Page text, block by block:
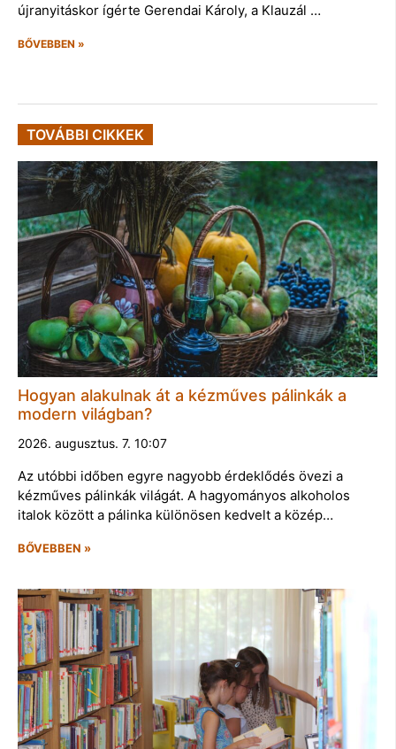
újranyitáskor ígérte Gerendai Károly, a Klauzál …
BŐVEBBEN »
TOVÁBBI CIKKEK
Hogyan alakulnak át a kézműves pálinkák a
modern világban?
2026. augusztus. 7. 10:07
Az utóbbi időben egyre nagyobb érdeklődés övezi a
kézműves pálinkák világát. A hagyományos alkoholos
italok között a pálinka különösen kedvelt a közép…
BŐVEBBEN »